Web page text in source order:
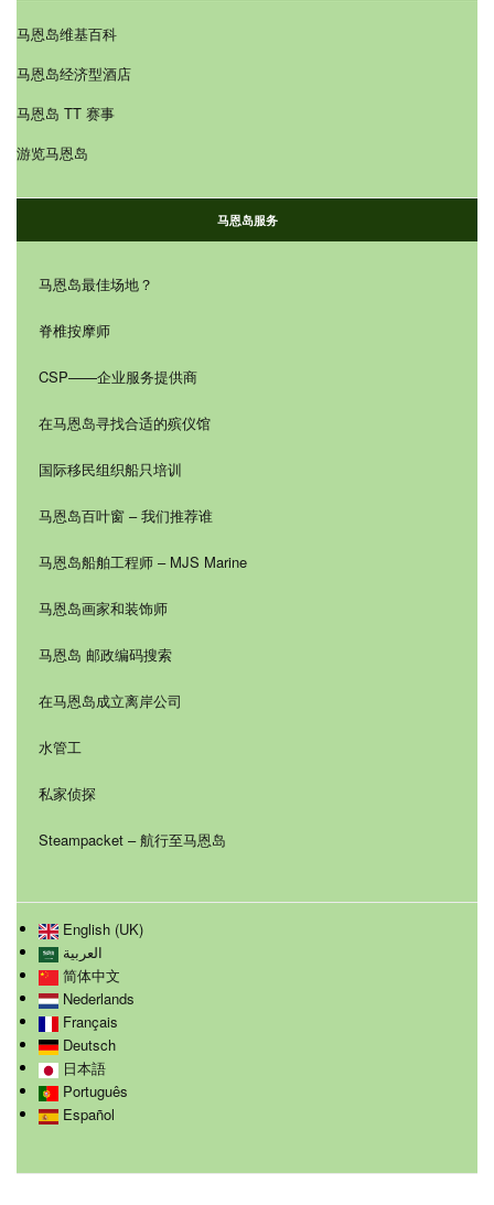
马恩岛维基百科
马恩岛经济型酒店
马恩岛 TT 赛事
游览马恩岛
马恩岛服务
马恩岛最佳场地？
脊椎按摩师
CSP——企业服务提供商
在马恩岛寻找合适的殡仪馆
国际移民组织船只培训
马恩岛百叶窗 – 我们推荐谁
马恩岛船舶工程师 – MJS Marine
马恩岛画家和装饰师
马恩岛 邮政编码搜索
在马恩岛成立离岸公司
水管工
私家侦探
Steampacket – 航行至马恩岛
English (UK)
العربية
简体中文
Nederlands
Français
Deutsch
日本語
Português
Español